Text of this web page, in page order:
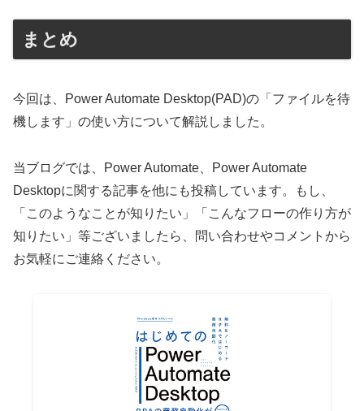
まとめ
今回は、Power Automate Desktop(PAD)の「ファイルを待
機します」の使い方について解説しました。
当ブログでは、Power Automate、Power Automate
Desktopに関する記事を他にも投稿しています。もし、
「このようなことが知りたい」「こんなフローの作り方が
知りたい」等ございましたら、問い合わせやコメントから
お気軽にご連絡ください。